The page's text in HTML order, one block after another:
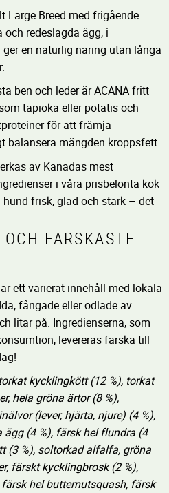
Large Breed med frigående
redeslagda ägg, i
en naturlig näring utan långa
ben och leder är ACANA fritt
tapioka eller potatis och
för att främja
balansera mängden kroppsfett.
av Kanadas mest
i våra prisbelönta kök
frisk, glad och stark – det
FÄRSKASTE
ett varierat innehåll med lokala
fångade eller odlade av
litar på. Ingredienserna, som
levereras färska till
kycklingkött (12 %), torkat
hela gröna ärtor (8 %),
(lever, hjärta, njure) (4 %),
(4 %), färsk hel flundra (4
(3 %), soltorkad alfalfa, gröna
färskt kycklingbrosk (2 %),
hel butternutsquash, färsk